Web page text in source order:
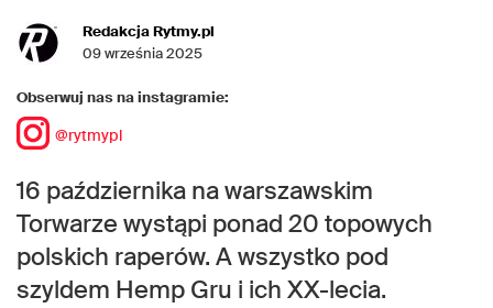
Redakcja Rytmy.pl
09 września 2025
Obserwuj nas na instagramie:
@rytmypl
16 października na warszawskim
Torwarze wystąpi ponad 20 topowych
polskich raperów. A wszystko pod
szyldem Hemp Gru i ich XX-lecia.